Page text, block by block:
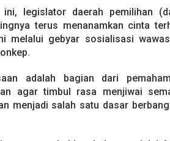
ini, legislator daerah pemilihan
terus menanamkan cinta
melalui gebyar sosialisasi
adalah bagian dari
agar timbul rasa menjiwai
menjadi salah satu dasar